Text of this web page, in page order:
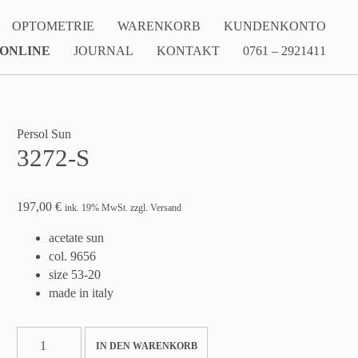
OPTOMETRIE WARENKORB
KUNDENKONTO
JOURNAL KONTAKT 0761 – 2921411
Persol Sun
3272-S
197,00 € ink. 19% MwSt. zzgl. Versand
acetate sun
col. 9656
size 53-20
made in italy
IN DEN WARENKORB